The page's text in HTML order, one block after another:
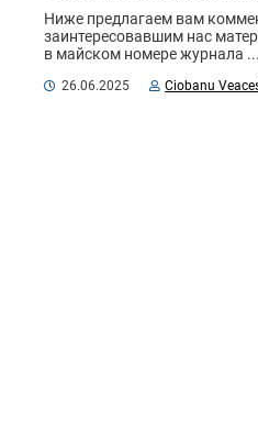
Ниже предлагаем вам
заинтересовавшим нас
в майском номере журнала ...
26.06.2025 Ciobanu